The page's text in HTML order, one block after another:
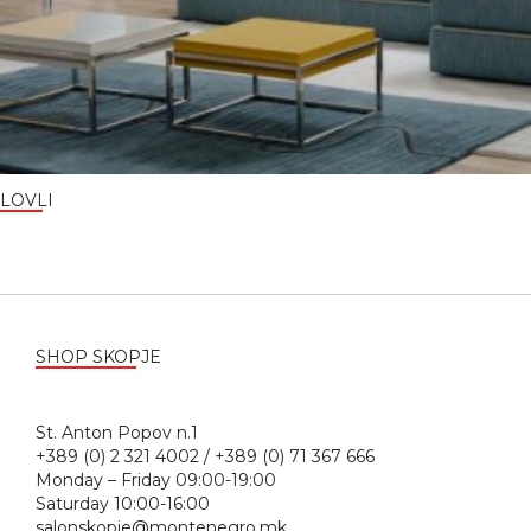
LOVLI
SHOP SKOPJE
St. Anton Popov n.1
+389 (0) 2 321 4002 / +389 (0) 71 367 666
Monday – Friday 09:00-19:00
Saturday 10:00-16:00